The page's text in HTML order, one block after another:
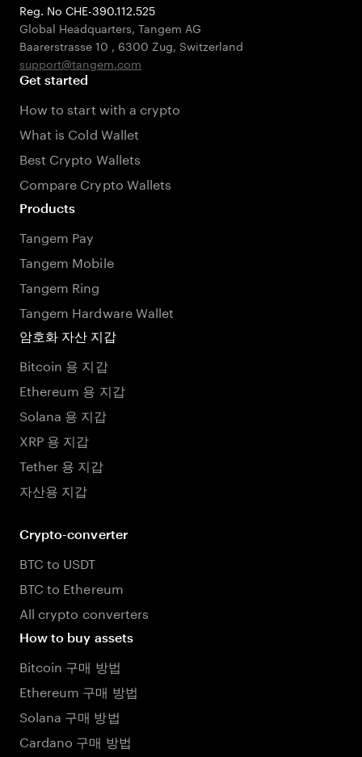
Reg. No CHE-390.112.525
Global Headquarters, Tangem AG
Baarerstrasse 10 , 6300 Zug, Switzerland
support@tangem.com
Get started
How to start with a crypto
What is Cold Wallet
Best Crypto Wallets
Compare Crypto Wallets
Products
Tangem Pay
Tangem Mobile
Tangem Ring
Tangem Hardware Wallet
암호화 자산 지갑
Bitcoin 용 지갑
Ethereum 용 지갑
Solana 용 지갑
XRP 용 지갑
Tether 용 지갑
자산용 지갑
Crypto-converter
BTC to USDT
BTC to Ethereum
All crypto converters
How to buy assets
Bitcoin 구매 방법
Ethereum 구매 방법
Solana 구매 방법
Cardano 구매 방법